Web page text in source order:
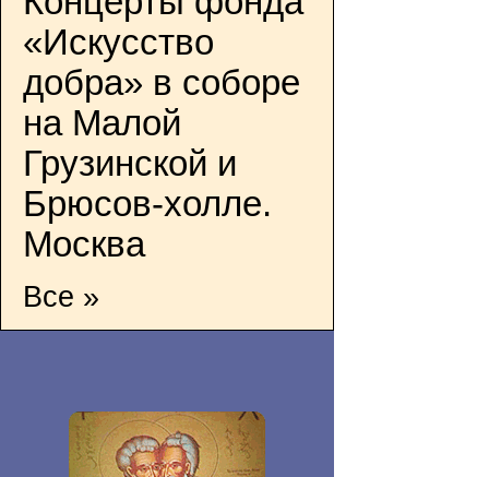
«Искусство
добра» в соборе
на Малой
Грузинской и
Брюсов-холле.
Москва
Все »